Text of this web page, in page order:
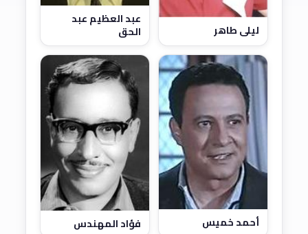
ليلى طاهر
عبد العظيم عبد
الحق
أحمد خميس فؤاد المهندس